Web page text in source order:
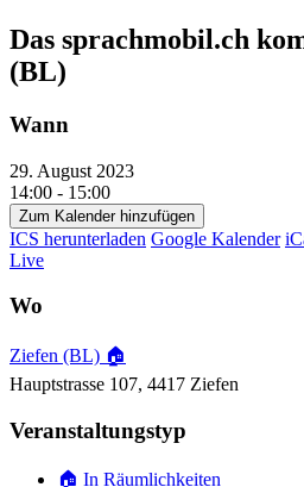
Das sprachmobil.ch
(BL)
Wann
29. August 2023
14:00 - 15:00
Zum Kalender hinzufügen
ICS herunterladen Google Kalender
Live
Wo
Ziefen (BL) 🏠
Hauptstrasse 107, 4417 Ziefen
Veranstaltungstyp
🏠 In Räumlichkeiten